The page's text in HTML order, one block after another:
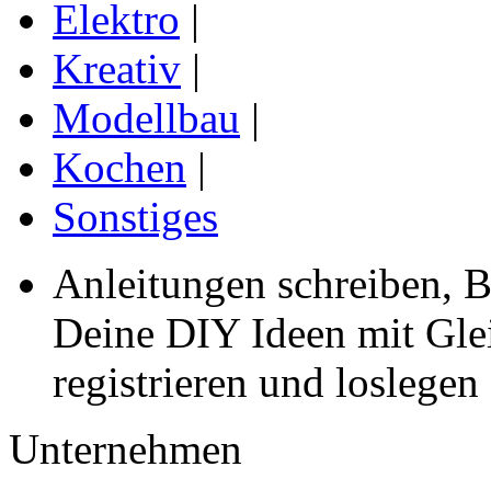
Elektro |
Kreativ |
Modellbau |
Kochen |
Sonstiges
Anleitungen schreiben,
Deine DIY Ideen mit
registrieren und loslegen
Unternehmen